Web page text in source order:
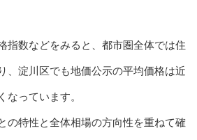
指数などをみると、都市圏全体では住
、淀川区でも地価公示の平均価格は近
なっています。
の特性と全体相場の方向性を重ねて確